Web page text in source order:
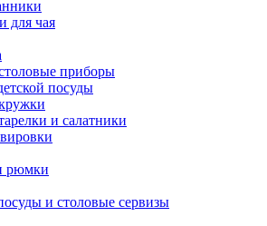
для чая
приборы
посуды
и салатники
рюмки
и столовые сервизы